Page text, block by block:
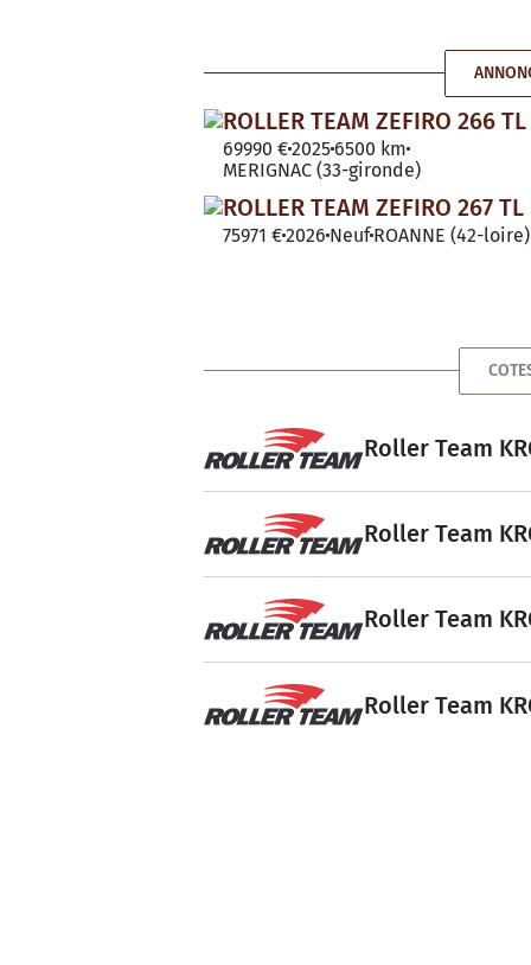
ROLLER TEAM ZEFIRO 266 TL
69990 €2025 6500 km
MERIGNAC (33-gironde)
ROLLER TEAM ZEFIRO 267 TL
75971 €2026 Neuf ROANNE (42-loire)
Roller Team
Roller Team
Roller Team
Roller Team